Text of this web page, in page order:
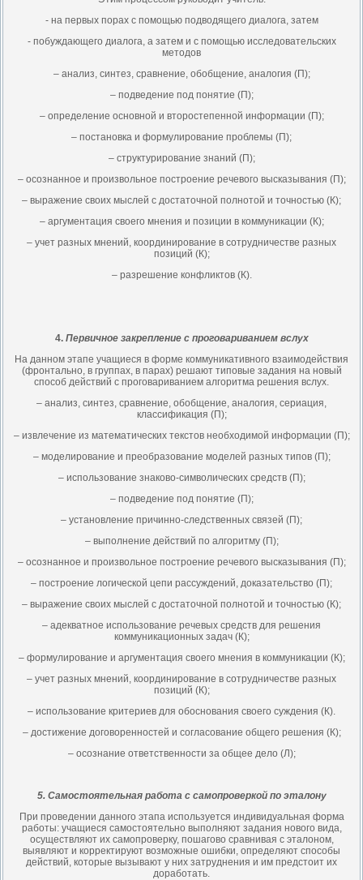
- на первых порах с помощью подводящего диалога, затем
- побуждающего диалога, а затем и с помощью исследовательских
методов
– анализ, синтез, сравнение, обобщение, аналогия (П);
– подведение под понятие (П);
– определение основной и второстепенной информации (П);
– постановка и формулирование проблемы (П);
– структурирование знаний (П);
– осознанное и произвольное построение речевого высказывания (П);
– выражение своих мыслей с достаточной полнотой и точностью (К);
– аргументация своего мнения и позиции в коммуникации (К);
– учет разных мнений, координирование в сотрудничестве разных
позиций (К);
– разрешение конфликтов (К).
4. Первичное закрепление с проговариванием вслух
На данном этапе учащиеся в форме коммуникативного взаимодействия
(фронтально, в группах, в парах) решают типовые задания на новый
способ действий с проговариванием алгоритма решения вслух.
– анализ, синтез, сравнение, обобщение, аналогия, сериация,
классификация (П);
– извлечение из математических текстов необходимой информации (П);
– моделирование и преобразование моделей разных типов (П);
– использование знаково-символических средств (П);
– подведение под понятие (П);
– установление причинно-следственных связей (П);
– выполнение действий по алгоритму (П);
– осознанное и произвольное построение речевого высказывания (П);
– построение логической цепи рассуждений, доказательство (П);
– выражение своих мыслей с достаточной полнотой и точностью (К);
– адекватное использование речевых средств для решения
коммуникационных задач (К);
– формулирование и аргументация своего мнения в коммуникации (К);
– учет разных мнений, координирование в сотрудничестве разных
позиций (К);
– использование критериев для обоснования своего суждения (К).
– достижение договоренностей и согласование общего решения (К);
– осознание ответственности за общее дело (Л);
5. Самостоятельная работа с самопроверкой по эталону
При проведении данного этапа используется индивидуальная форма
работы: учащиеся самостоятельно выполняют задания нового вида,
осуществляют их самопроверку, пошагово сравнивая с эталоном,
выявляют и корректируют возможные ошибки, определяют способы
действий, которые вызывают у них затруднения и им предстоит их
доработать.